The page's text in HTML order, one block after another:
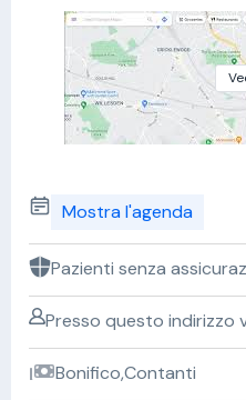
Mostra l'agenda
Pazienti senza
Presso questo indirizzo
Bonifico,Contanti